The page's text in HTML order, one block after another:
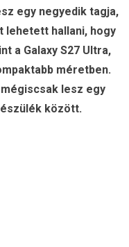
egy negyedik tagja,
lehetett hallani, hogy
a Galaxy S27 Ultra,
méretben.
lesz egy
között.